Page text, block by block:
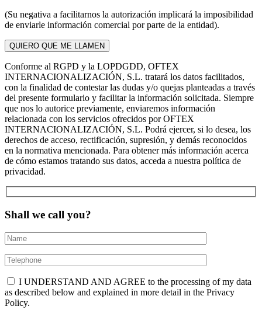
(Su negativa a facilitarnos la autorización implicará la imposibilidad
de enviarle información comercial por parte de la entidad).
Conforme al RGPD y la LOPDGDD, OFTEX
INTERNACIONALIZACIÓN, S.L. tratará los datos facilitados,
con la finalidad de contestar las dudas y/o quejas planteadas a través
del presente formulario y facilitar la información solicitada. Siempre
que nos lo autorice previamente, enviaremos información
relacionada con los servicios ofrecidos por OFTEX
INTERNACIONALIZACIÓN, S.L. Podrá ejercer, si lo desea, los
derechos de acceso, rectificación, supresión, y demás reconocidos
en la normativa mencionada. Para obtener más información acerca
de cómo estamos tratando sus datos, acceda a nuestra política de
privacidad.
Shall we call you?
I UNDERSTAND AND AGREE to the processing of my data
as described below and explained in more detail in the Privacy
Policy.